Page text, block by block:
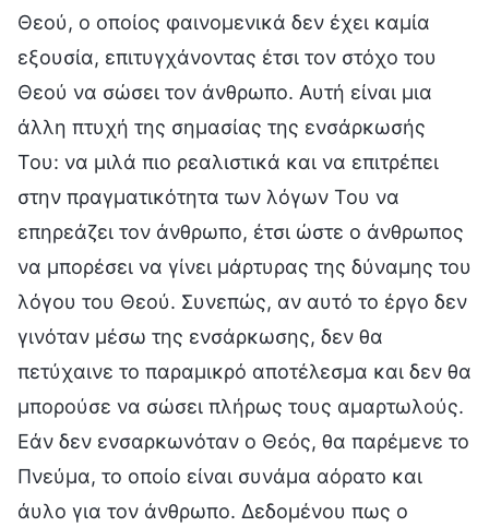
Θεού, ο οποίος φαινομενικά δεν έχει καμία
εξουσία, επιτυγχάνοντας έτσι τον στόχο του
Θεού να σώσει τον άνθρωπο. Αυτή είναι μια
άλλη πτυχή της σημασίας της ενσάρκωσής
Του: να μιλά πιο ρεαλιστικά και να επιτρέπει
στην πραγματικότητα των λόγων Του να
επηρεάζει τον άνθρωπο, έτσι ώστε ο άνθρωπος
να μπορέσει να γίνει μάρτυρας της δύναμης του
λόγου του Θεού. Συνεπώς, αν αυτό το έργο δεν
γινόταν μέσω της ενσάρκωσης, δεν θα
πετύχαινε το παραμικρό αποτέλεσμα και δεν θα
μπορούσε να σώσει πλήρως τους αμαρτωλούς.
Εάν δεν ενσαρκωνόταν ο Θεός, θα παρέμενε το
Πνεύμα, το οποίο είναι συνάμα αόρατο και
άυλο για τον άνθρωπο. Δεδομένου πως ο